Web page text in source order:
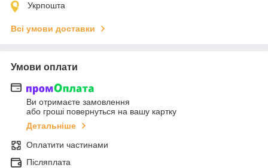
Укрпошта
Всі умови доставки
Умови оплати
Ви отримаєте замовлення
або гроші повернуться на вашу картку
Детальніше
Оплатити частинами
Післяплата